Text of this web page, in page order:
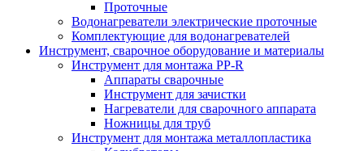
Проточные
Водонагреватели электрические проточные
Комплектующие для водонагревателей
Инструмент, сварочное оборудование и материалы
Инструмент для монтажа PP-R
Аппараты сварочные
Инструмент для зачистки
Нагреватели для сварочного аппарата
Ножницы для труб
Инструмент для монтажа металлопластика